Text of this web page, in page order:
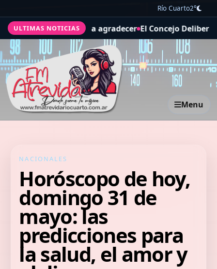
Río Cuarto2°
ULTIMAS NOTICIAS
agradecer El Concejo Deliberante aprobó acuerdos
Menu
NACIONALES
Horóscopo de hoy,
domingo 31 de
mayo: las
predicciones para
la salud, el amor y